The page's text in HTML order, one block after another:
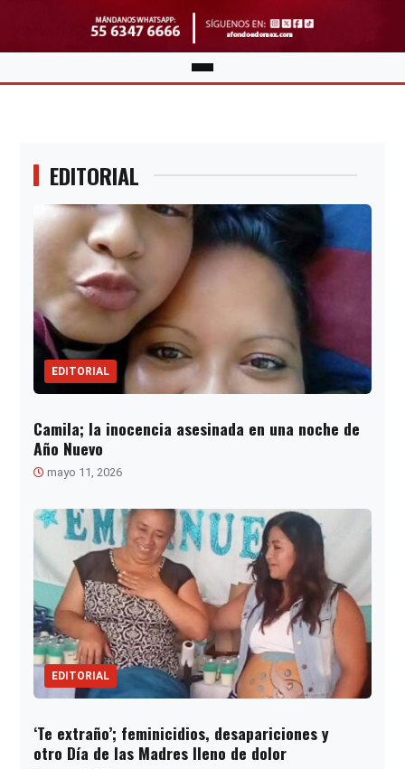
EDITORIAL
EDITORIAL
Camila; la inocencia asesinada en una noche de
Año Nuevo
mayo 11, 2026
EDITORIAL
‘Te extraño’; feminicidios, desapariciones y
otro Día de las Madres lleno de dolor